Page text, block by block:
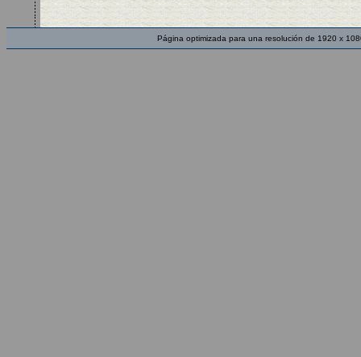
Página optimizada para una resolución de 1920 x